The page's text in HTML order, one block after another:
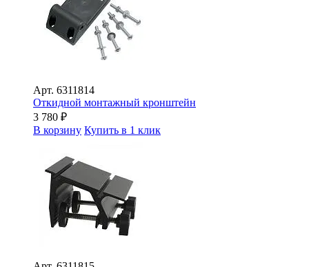
Арт. 6311814
Откидной монтажный кронштейн
3 780 ₽
В корзину Купить в 1 клик